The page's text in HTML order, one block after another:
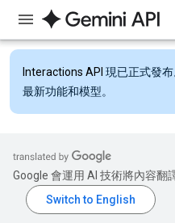
Interactions API 現已正式發
最新功能和模型。
Google 會運用 AI 技術將內容翻